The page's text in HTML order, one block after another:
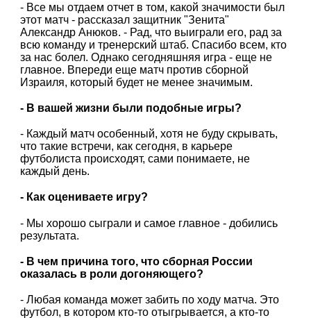
- Все мы отдаем отчет в том, какой значимости был
этот матч - рассказал защитник "Зенита"
Александр Анюков. - Рад, что выиграли его, рад за
всю команду и тренерский штаб. Спасибо всем, кто
за нас болел. Однако сегодняшняя игра - еще не
главное. Впереди еще матч против сборной
Израиля, который будет не менее значимым.
- В вашей жизни были подобные игры?
- Каждый матч особенный, хотя не буду скрывать,
что такие встречи, как сегодня, в карьере
футболиста происходят, сами понимаете, не
каждый день.
- Как оцениваете игру?
- Мы хорошо сыграли и самое главное - добились
результата.
- В чем причина того, что сборная России
оказалась в роли догоняющего?
- Любая команда может забить по ходу матча. Это
футбол, в котором кто-то отыгрывается, а кто-то